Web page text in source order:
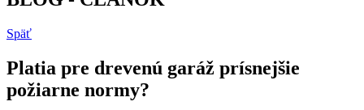
Späť
Platia pre drevenú garáž prísnejšie
požiarne normy?